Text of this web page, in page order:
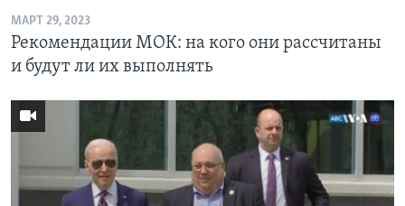
МАРТ 29, 2023
Рекомендации МОК: на кого они рассчитаны
и будут ли их выполнять